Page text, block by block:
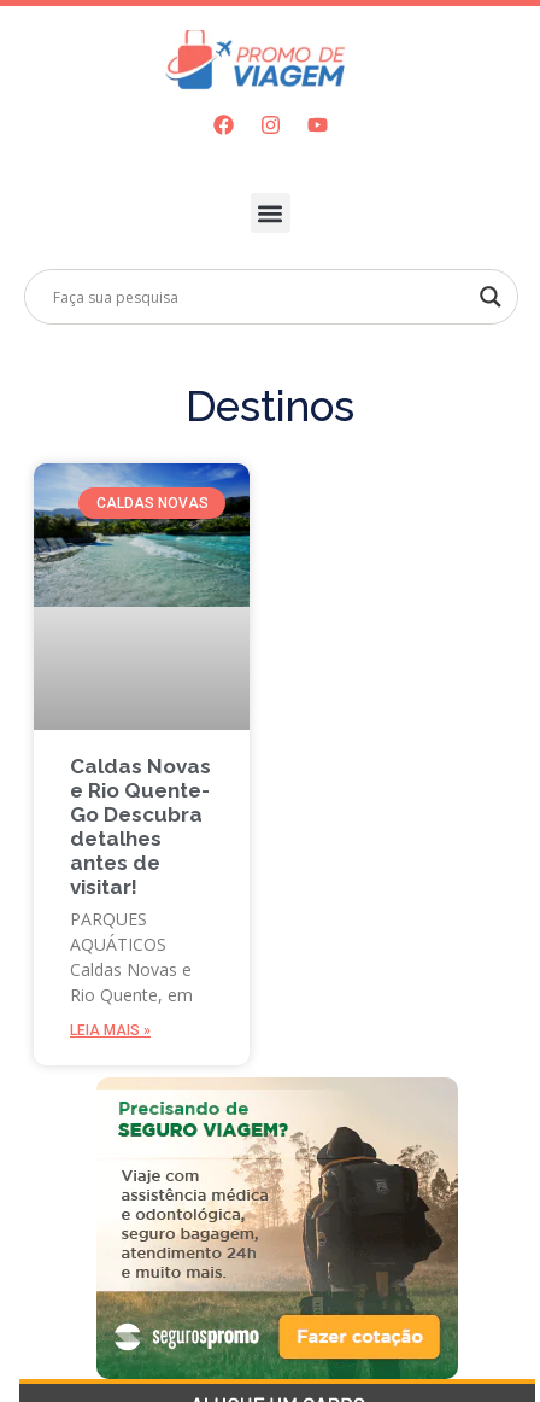
Destinos
CALDAS NOVAS
Caldas Novas
e Rio Quente-
Go Descubra
detalhes
antes de
visitar!
PARQUES
AQUÁTICOS
Caldas Novas e
Rio Quente, em
LEIA MAIS »